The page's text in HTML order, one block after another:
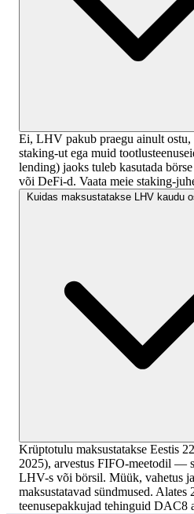
Ei, LHV pakub praegu ainult
staking-ut ega muid
lending) jaoks tuleb kasutada
või DeFi-d. Vaata meie staking-
Kuidas maksustatakse LHV kaudu
Krüptotulu maksustatakse Eestis
2025), arvestus FIFO-meetodil —
LHV-s või börsil. Müük, vahetus ja
maksustatavad sündmused. Alates
teenusepakkujad tehinguid DAC8